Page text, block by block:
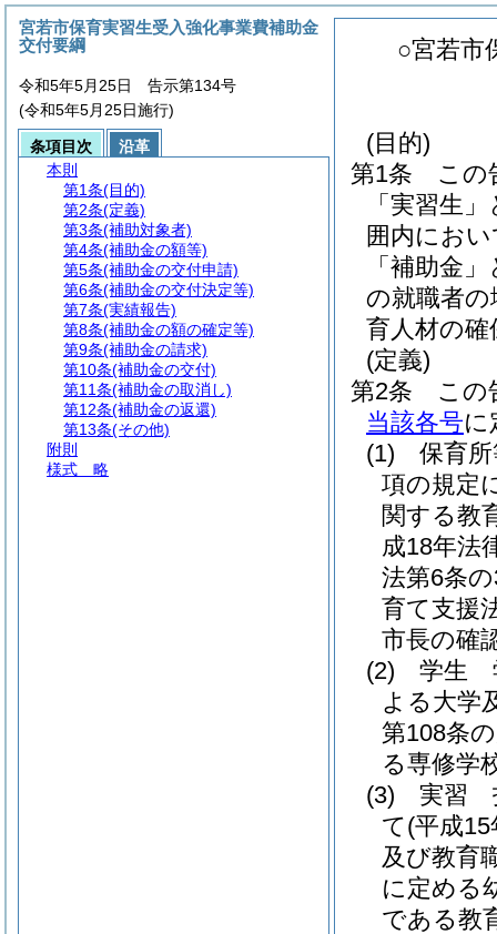
○宮若市
(目的)
第1条
この
「実習生
囲内にお
「補助金
の就職者
育人材の
(定義)
第2条
この
当該各号に
(1)
保育
項の規定
関する教
成18年法
法第6条
育て支援
市長の確
(2)
学生
よる大学
第108条
る専修学
(3)
実習
て(平成
及び教育
に定める
である教
宮若市保育実習生受入強化事業費補助金
交付要綱
令和5年5月25日 告示第134号
(令和5年5月25日施行)
条項目次
沿革
本則
第1条(目的)
第2条(定義)
第3条(補助対象者)
第4条(補助金の額等)
第5条(補助金の交付申請)
第6条(補助金の交付決定等)
第7条(実績報告)
第8条(補助金の額の確定等)
第9条(補助金の請求)
第10条(補助金の交付)
第11条(補助金の取消し)
第12条(補助金の返還)
第13条(その他)
附則
様式 略